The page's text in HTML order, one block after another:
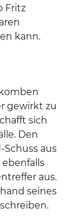
Fritz
kann.
gewirkt zu
sich
Den
aus
aus.
seines